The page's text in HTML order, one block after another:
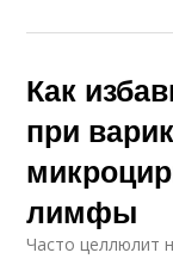
Как
при
лимфы
Часто целлюлит